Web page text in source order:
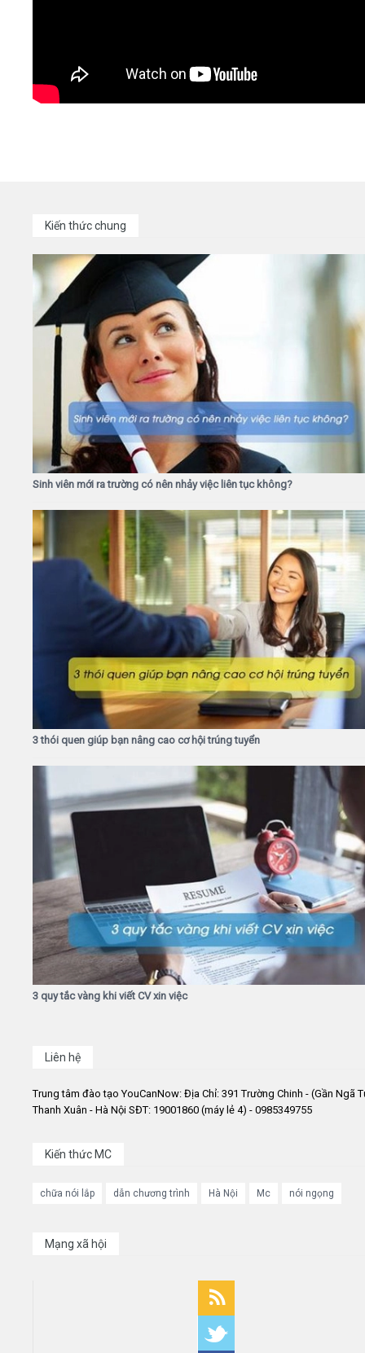
Kiến thức chung
Sinh viên mới ra trường có nên nhảy việc liên tục không?
3 thói quen giúp bạn nâng cao cơ hội trúng tuyển
3 quy tắc vàng khi viết CV xin việc
Liên hệ
Trung tâm đào tạo YouCanNow: Địa Chỉ: 391 Trường Chinh - (Gần Ngã
Thanh Xuân - Hà Nội SĐT: 19001860 (máy lẻ 4) - 0985349755
Kiến thức MC
chữa nói lắp dẫn chương trình Hà Nội Mc nói ngọng
Mạng xã hội